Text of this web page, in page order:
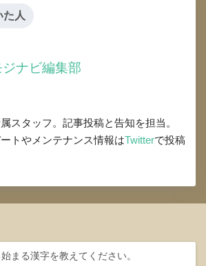
た人
ジナビ編集部
スタッフ。記事投稿と告知を担当。
トやメンテナンス情報はTwitterで投稿
まる漢字を教えてください。